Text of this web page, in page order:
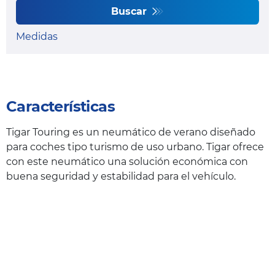
Buscar
Medidas
Características
Tigar Touring es un neumático de verano diseñado
para coches tipo turismo de uso urbano. Tigar ofrece
con este neumático una solución económica con
buena seguridad y estabilidad para el vehículo.